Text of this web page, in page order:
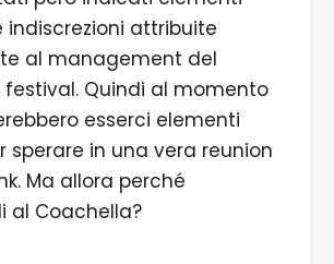
indiscrezioni attribuite
al management del
festival. Quindi al momento
esserci elementi
sperare in una vera reunion
Ma allora perché
al Coachella?